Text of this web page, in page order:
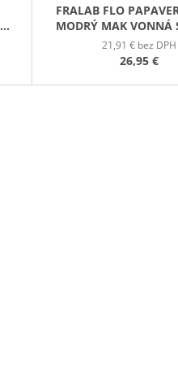
FRALAB FLO
MODRÝ MAK VONNÁ
390G
21,91 € bez DPH
26,95 €